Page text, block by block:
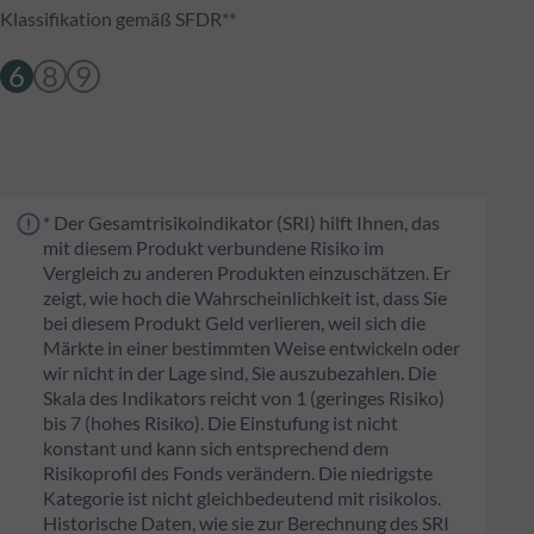
Klassifikation gemäß SFDR**
6 8 9
* Der Gesamtrisikoindikator (SRI) hilft Ihnen, das
mit diesem Produkt verbundene Risiko im
Vergleich zu anderen Produkten einzuschätzen. Er
zeigt, wie hoch die Wahrscheinlichkeit ist, dass Sie
bei diesem Produkt Geld verlieren, weil sich die
Märkte in einer bestimmten Weise entwickeln oder
wir nicht in der Lage sind, Sie auszubezahlen. Die
Skala des Indikators reicht von 1 (geringes Risiko)
bis 7 (hohes Risiko). Die Einstufung ist nicht
konstant und kann sich entsprechend dem
Risikoprofil des Fonds verändern. Die niedrigste
Kategorie ist nicht gleichbedeutend mit risikolos.
Historische Daten, wie sie zur Berechnung des SRI